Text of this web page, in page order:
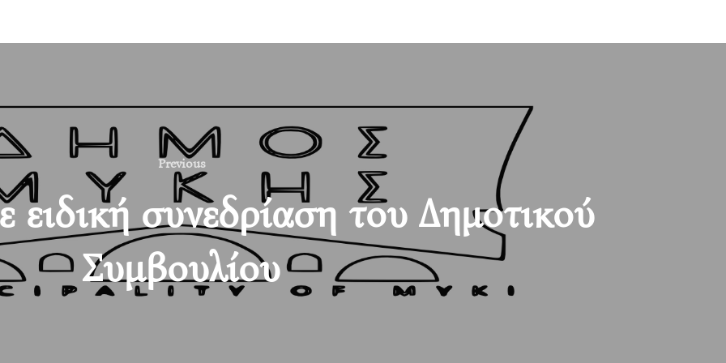
Previous
Previous
συνεδρίαση του Δημοτικού
Συμβουλίου